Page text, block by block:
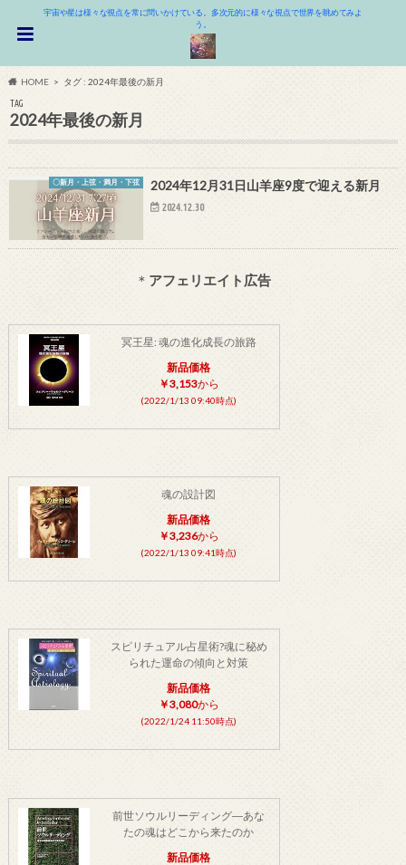
宇宙や星は様々な視点を常に問いかけている。多次元的に様々な視点で世界を眺めてみよ
う。
HOME タグ : 2024年最後の新月
TAG
2024年最後の新月
〇新月・上弦・満月・下弦 2024年12月31日山羊座9度で迎える新月
2024.12.30
＊ アフェリエイト広告
冥王星: 魂の進化成長の旅路
新品価格
￥3,153から
(2022/1/13 09:40時点)
魂の設計図
新品価格
￥3,236から
(2022/1/13 09:41時点)
スピリチュアル占星術?魂に秘め
られた運命の傾向と対策
新品価格
￥3,080から
(2022/1/24 11:50時点)
前世ソウルリーディング―あな
たの魂はどこから来たのか
新品価格